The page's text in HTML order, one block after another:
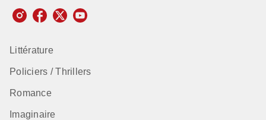
Littérature
Policiers / Thrillers
Romance
Imaginaire